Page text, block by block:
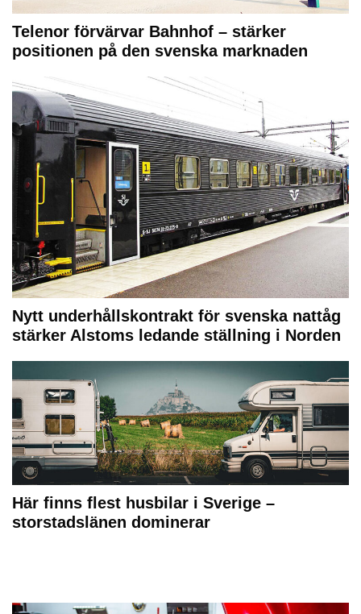
Telenor förvärvar Bahnhof – stärker
positionen på den svenska marknaden
Nytt underhållskontrakt för svenska nattåg
stärker Alstoms ledande ställning i Norden
Här finns flest husbilar i Sverige –
storstadslänen dominerar